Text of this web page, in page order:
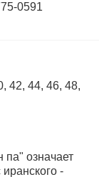
0591
42, 44, 46, 48,
означает
-